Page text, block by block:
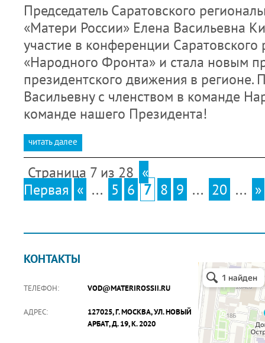
Председатель Саратовского
«Матери России» Елена Васильевна
участие в конференции
«Народного Фронта» и стала новым
президентского движения в регионе.
Васильевну с членством в команде
команде нашего Президента!
читать далее
Страница 7 из 28 «
Первая « ... 5 6 7 8 9 ... 20 ... »
КОНТАКТЫ
ТЕЛЕФОН: VOD@MATERIROSSII.RU
АДРЕС:
127025, Г. МОСКВА, УЛ. НОВЫЙ
АРБАТ, Д. 19, К. 2020